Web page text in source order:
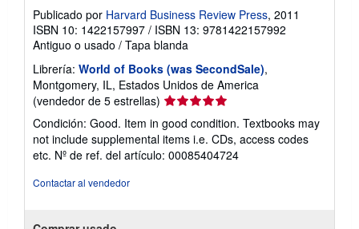
Publicado por Harvard Business Review Press, 2011
ISBN 10: 1422157997 / ISBN 13: 9781422157992
Antiguo o usado / Tapa blanda
Librería: World of Books (was SecondSale),
Montgomery, IL, Estados Unidos de America
(vendedor de 5 estrellas) Calificación
vendedor:
5
de
Condición: Good. Item in good condition. Textbooks may
not include supplemental items i.e. CDs, access codes
etc. Nº de ref. del artículo: 00085404724
Contactar al vendedor